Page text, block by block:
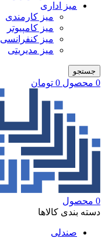
میز اداری
میز کارمندی
میز کامپیوتر
میز کنفرانسی
میز مدیریتی
جستجو
0 محصول 0 تومان
0 محصول
دسته بندی کالاها
صندلی